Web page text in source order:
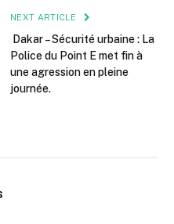
NEXT ARTICLE
Dakar – Sécurité urbaine : La
Police du Point E met fin à
une agression en pleine
journée.